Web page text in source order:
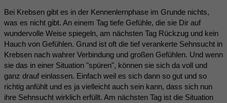
Bei Krebsen gibt es in der Kennenlernphase im Grunde nichts,
was es nicht gibt. An einem Tag tiefe Gefühle, die sie Dir auf
wundervolle Weise spiegeln, am nächsten Tag Rückzug und kein
Hauch von Gefühlen. Grund ist oft die tief verankerte Sehnsucht in
Krebsen nach wahrer Verbindung und großen Gefühlen. Und wenn
sie das in einer Situation "spüren", können sie sich da voll und
ganz drauf einlassen. Einfach weil es sich dann so gut und so
richtig anfühlt und es ja vielleicht auch sein kann, dass sich nun
ihre Sehnsucht wirklich erfüllt. Am nächsten Tag ist die Situation